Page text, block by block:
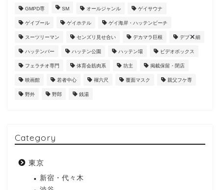
GMPD専 SM オールジャンル ゲイサウナ
ゲイプール ゲイホテル ゲイ海岸・ハッテンビーチ
スーツリーマン センズリ見せ合い デカマラ巨根 デブ 細
ハッテンバー ハッテン公園 ハッテン場 ビデオボックス
フェラチオ専門 体育会筋肉系 坊主 掲載保留・閉店
映画館 若者中心 褌六尺 覆面マスク 親父フケ専
野外 野郎 銭湯
Category
東京
新宿・代々木